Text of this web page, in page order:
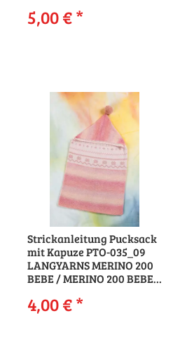
5,00 €*
Strickanleitung Pucksack
mit Kapuze PTO-035_09
LANGYARNS MERINO 200
BEBE / MERINO 200 BEBE
4,00 €*